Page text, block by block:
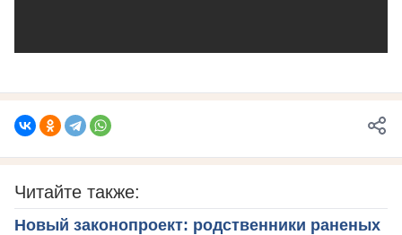
Читайте также:
Новый законопроект: родственники раненых